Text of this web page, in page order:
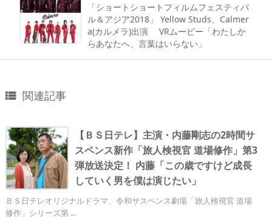
「ショートショートフィルムフェスティバ
ル＆アジア2018」 Yellow Studs、Calmer
a(カルメラ)出演 VRムービー「わたしか
らあなたへ、言葉はいらない」
 関連記事
【ＢＳ日テレ】主演・内藤剛志の2時間サ
スペンス新作「旅人検視官 道場修作」第3
弾放送決定！ 内藤「この歳ですけど成長
していく男を僕は演じたい」
ＢＳ日テレオリジナルドラマ、令和サスペンス劇場「旅人検視官 道場
修作」シリーズ第 ...